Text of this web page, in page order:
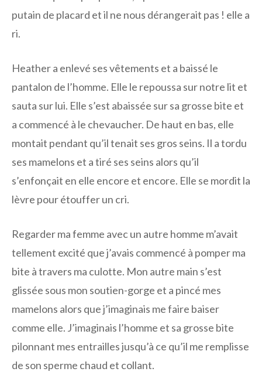
putain de placard et il ne nous dérangerait pas ! elle a
ri.
Heather a enlevé ses vêtements et a baissé le
pantalon de l’homme. Elle le repoussa sur notre lit et
sauta sur lui. Elle s’est abaissée sur sa grosse bite et
a commencé à le chevaucher. De haut en bas, elle
montait pendant qu’il tenait ses gros seins. Il a tordu
ses mamelons et a tiré ses seins alors qu’il
s’enfonçait en elle encore et encore. Elle se mordit la
lèvre pour étouffer un cri.
Regarder ma femme avec un autre homme m’avait
tellement excité que j’avais commencé à pomper ma
bite à travers ma culotte. Mon autre main s’est
glissée sous mon soutien-gorge et a pincé mes
mamelons alors que j’imaginais me faire baiser
comme elle. J’imaginais l’homme et sa grosse bite
pilonnant mes entrailles jusqu’à ce qu’il me remplisse
de son sperme chaud et collant.